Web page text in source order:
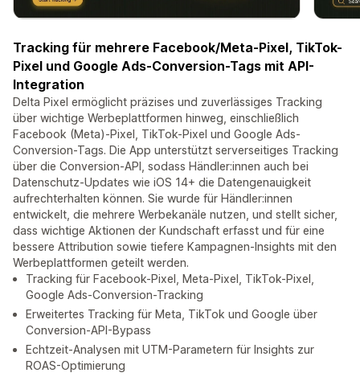
Tracking für mehrere Facebook/Meta-Pixel, TikTok-
Pixel und Google Ads-Conversion-Tags mit API-
Integration
Delta Pixel ermöglicht präzises und zuverlässiges Tracking
über wichtige Werbeplattformen hinweg, einschließlich
Facebook (Meta)-Pixel, TikTok-Pixel und Google Ads-
Conversion-Tags. Die App unterstützt serverseitiges Tracking
über die Conversion-API, sodass Händler:innen auch bei
Datenschutz-Updates wie iOS 14+ die Datengenauigkeit
aufrechterhalten können. Sie wurde für Händler:innen
entwickelt, die mehrere Werbekanäle nutzen, und stellt sicher,
dass wichtige Aktionen der Kundschaft erfasst und für eine
bessere Attribution sowie tiefere Kampagnen-Insights mit den
Werbeplattformen geteilt werden.
Tracking für Facebook-Pixel, Meta-Pixel, TikTok-Pixel,
Google Ads-Conversion-Tracking
Erweitertes Tracking für Meta, TikTok und Google über
Conversion-API-Bypass
Echtzeit-Analysen mit UTM-Parametern für Insights zur
ROAS-Optimierung